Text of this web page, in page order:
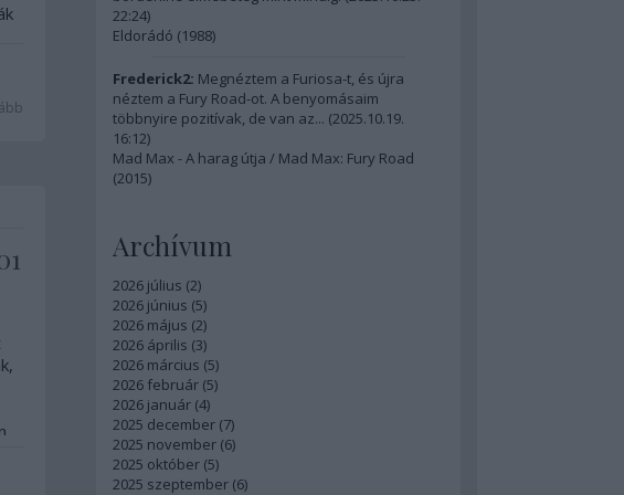
22:24)
Eldorádó (1988)
Frederick2: Megnéztem a Furiosa-t, és újra
néztem a Fury Road-ot. A benyomásaim
többnyire pozitívak, de van az... (2025.10.19.
16:12)
Mad Max - A harag útja / Mad Max: Fury Road
(2015)
Archívum
2026 július (2)
2026 június (5)
2026 május (2)
2026 április (3)
2026 március (5)
2026 február (5)
2026 január (4)
2025 december (7)
2025 november (6)
2025 október (5)
2025 szeptember (6)